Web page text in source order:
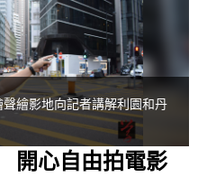
繪影地向記者講解利園和丹
開心自由拍電影